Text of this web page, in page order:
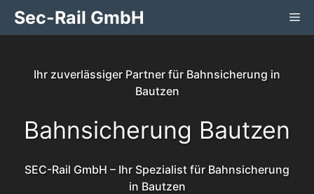
Zum
InhaltSec-Rail GmbH
Ihr zuverlässiger Partner für Bahnsicherung in
Bautzen
Bahnsicherung Bautzen
SEC-Rail GmbH – Ihr Spezialist für Bahnsicherung
in Bautzen